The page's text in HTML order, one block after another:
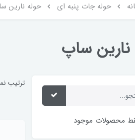
حوله جات پنبه ای حوله نارین
نارین ساپ
محصولات موجود
ترتیب